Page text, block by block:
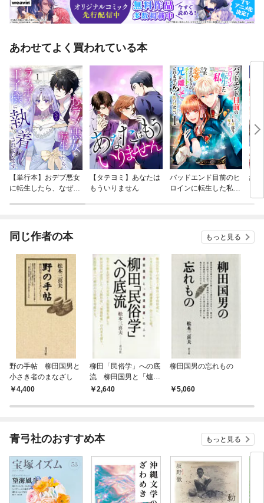
あわせてよく買われている本
【単行本】おデブ悪女
に転生したら、なぜか
【タテヨミ】あなたは
もういりません
バッドエンド目前のヒ
ロインに転生した私、
結
同じ作者の本 もっと見る
野の手帖 柳田国男と
小さき者のまなざし
4,400
柳田「民俗学」への底
流 柳田国男と「爐邊
叢書」の人々
2,640
柳田国男の忘れもの
5,060
青弓社のおすすめ本 もっと見る